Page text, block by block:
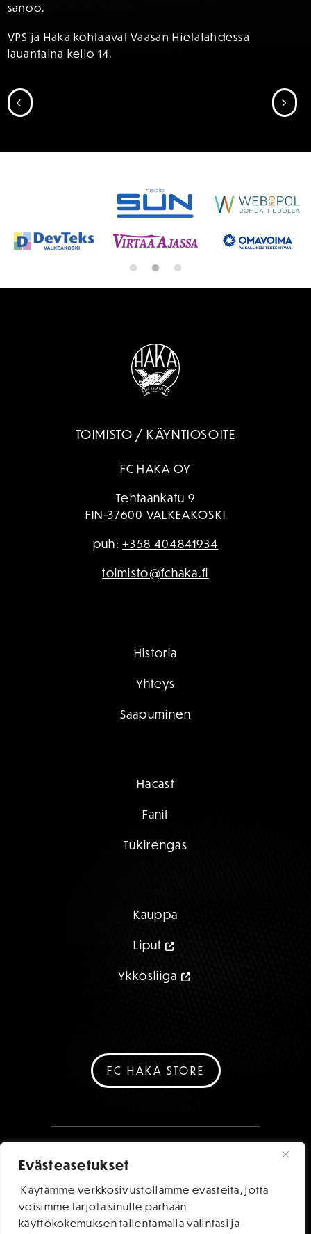
Evästeasetukset
Käytämme verkkosivustollamme evästeitä, jotta
voisimme tarjota sinulle parhaan
käyttökokemuksen tallentamalla valintasi ja
sanoo.
VPS ja Haka kohtaavat Vaasan Hietalahdessa
lauantaina kello 14.
SIIRRY EDELLISEEN
TOIMISTO / KÄYNTIOSOITE
FC HAKA OY
Tehtaankatu 9
FIN-37600 VALKEAKOSKI
puh:+358 404841934
toimisto@fchaka.fi
Historia
Yhteys
Saapuminen
Hacast
Fanit
Tukirengas
Kauppa
Liput
Ykkösliiga
FC HAKA STORE